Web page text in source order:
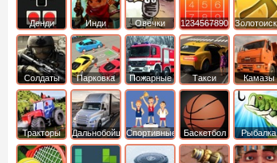
Денди Инди
Овечки
идут домой
1234567890
Солдаты
Парковка
машин
Пожарные
машины
Такси Камазы
Тракторы ДальнобойщикиСпортивные Баскетбол Рыбалка